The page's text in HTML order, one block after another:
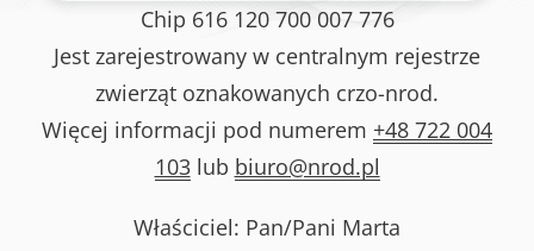
Chip 616 120 700 007 776
Jest zarejestrowany w centralnym rejestrze
zwierząt oznakowanych crzo-nrod.
Więcej informacji pod numerem +48 722 004
103lub biuro@nrod.pl
Właściciel: Pan/Pani Marta